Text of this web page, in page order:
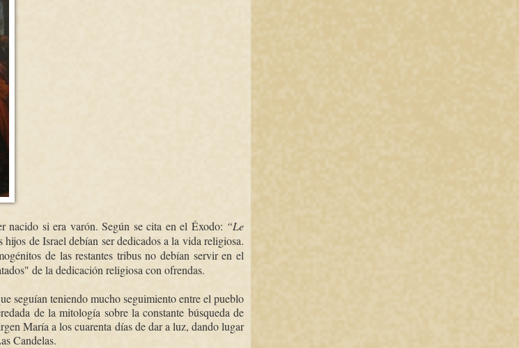
nacido si era varón. Según se cita en el Éxodo: “Le
de Israel debían ser dedicados a la vida religiosa.
de las restantes tribus no debían servir en el
de la dedicación religiosa con ofrendas.
seguían teniendo mucho seguimiento entre el pueblo
de la mitología sobre la constante búsqueda de
María a los cuarenta días de dar a luz, dando lugar
Candelas.